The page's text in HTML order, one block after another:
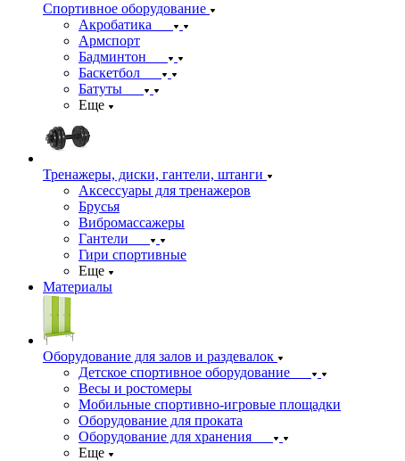
Спортивное оборудование
Акробатика
Армспорт
Бадминтон
Баскетбол
Батуты
Еще
Тренажеры, диски, гантели, штанги
Аксессуары для тренажеров
Брусья
Вибромассажеры
Гантели
Гири спортивные
Еще
Материалы
Оборудование для залов и раздевалок
Детское спортивное оборудование
Весы и ростомеры
Мобильные спортивно-игровые площадки
Оборудование для проката
Оборудование для хранения
Еще